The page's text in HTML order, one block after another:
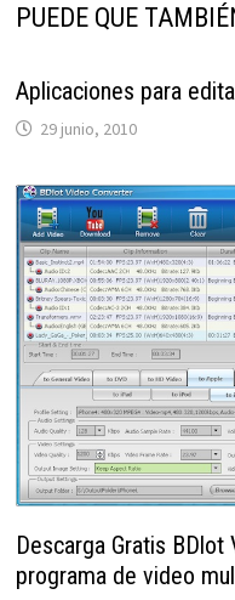
PUEDE QUE
Aplicaciones para
29 junio, 2010
Descarga Gratis
programa de video